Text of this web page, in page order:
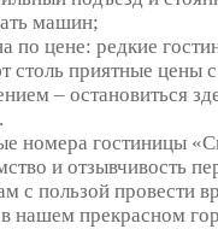
машин;
по цене: редкие
столь приятные цены
– остановиться
номера гостиницы
и отзывчивость
с пользой провести
нашем прекрасном